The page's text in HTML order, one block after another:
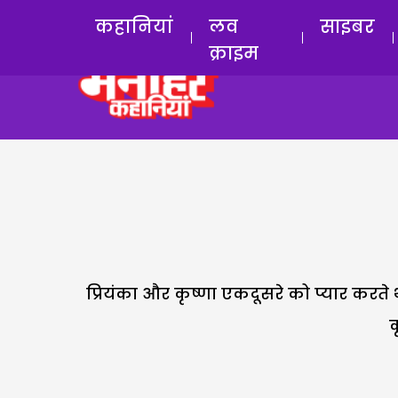
कहानियां
लव
क्राइम
साइबर
प्रियंका और कृष्णा एकदूसरे को प्यार करते